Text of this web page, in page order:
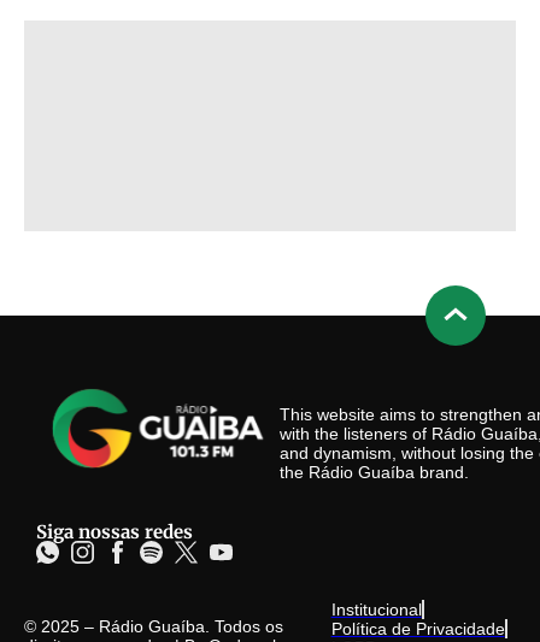
This website aims to strengthen
with the listeners of Rádio
and dynamism, without losing
the Rádio Guaíba brand.
Siga nossas redes
© 2025 – Rádio Guaíba. Todos os
Institucional
Política de Privacidade